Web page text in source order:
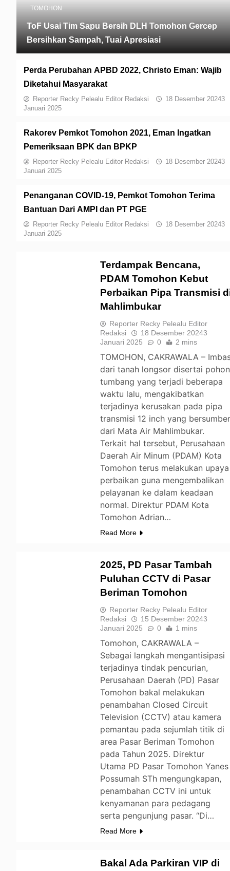
TOMOHON
ToF Usai Tim Sapu Bersih DLH Tomohon Gercep
Bersihkan Sampah, Tuai Apresiasi
Perda Perubahan APBD 2022, Christo Eman: Wajib
Diketahui Masyarakat
Reporter Recky Pelealu Editor Redaksi 18 Desember 20243
Januari 2025
Rakorev Pemkot Tomohon 2021, Eman Ingatkan
Pemeriksaan BPK dan BPKP
Reporter Recky Pelealu Editor Redaksi 18 Desember 20243
Januari 2025
Penanganan COVID-19, Pemkot Tomohon Terima
Bantuan Dari AMPI dan PT PGE
Reporter Recky Pelealu Editor Redaksi 18 Desember 20243
Januari 2025
Terdampak Bencana,
PDAM Tomohon Kebut
Perbaikan Pipa Transmisi
Mahlimbukar
Reporter Recky Pelealu Editor
Redaksi
18 Desember 20243
Januari 2025
0 2 mins
TOMOHON, CAKRAWALA –
dari tanah longsor disertai pohon
tumbang yang terjadi beberapa
waktu lalu, mengakibatkan
terjadinya kerusakan pada pipa
transmisi 12 inch yang
dari Mata Air Mahlimbukar.
Terkait hal tersebut, Perusahaan
Daerah Air Minum (PDAM) Kota
Tomohon terus melakukan upaya
perbaikan guna mengembalikan
pelayanan ke dalam keadaan
normal. Direktur PDAM Kota
Tomohon Adrian…
Read More
2025, PD Pasar Tambah
Puluhan CCTV di Pasar
Beriman Tomohon
Reporter Recky Pelealu Editor
Redaksi
15 Desember 20243
Januari 2025
0 1 mins
Tomohon, CAKRAWALA –
Sebagai langkah mengantisipasi
terjadinya tindak pencurian,
Perusahaan Daerah (PD) Pasar
Tomohon bakal melakukan
penambahan Closed Circuit
Television (CCTV) atau kamera
pemantau pada sejumlah titik di
area Pasar Beriman Tomohon
pada Tahun 2025. Direktur
Utama PD Pasar Tomohon Yanes
Possumah STh mengungkapan,
penambahan CCTV ini untuk
kenyamanan para pedagang
serta pengunjung pasar. “Di…
Read More
Bakal Ada Parkiran VIP di